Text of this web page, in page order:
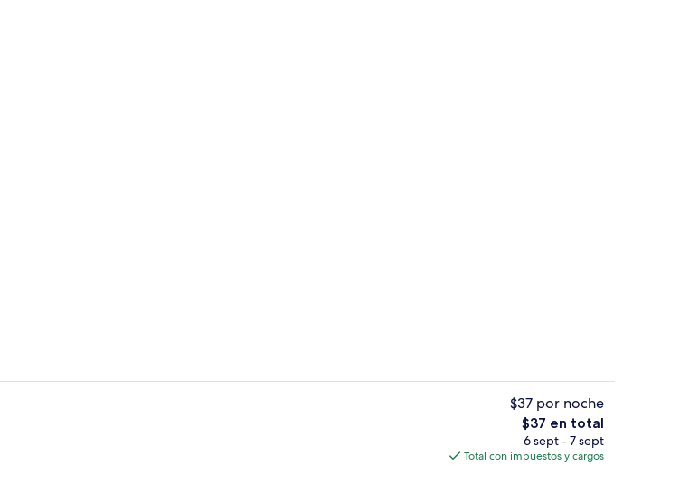
Restaurante
$37 por noche
El
precio
total
$37 en total
6 sept - 7 sept
Total con impuestos y cargos